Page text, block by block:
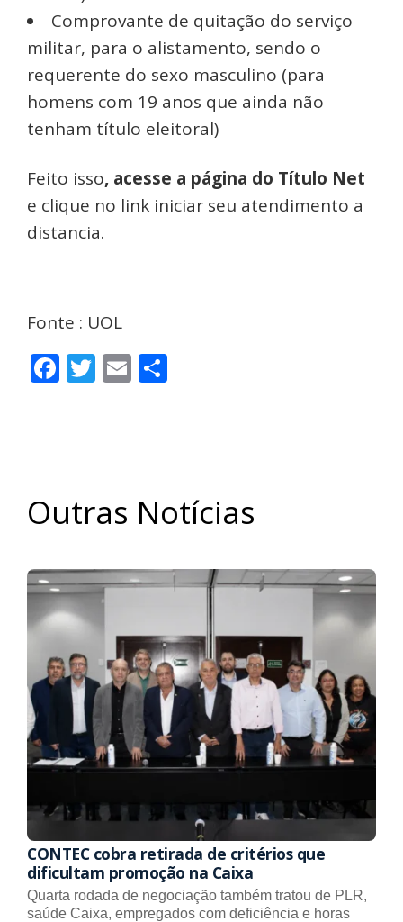
Comprovante de quitação do serviço
militar, para o alistamento, sendo o
requerente do sexo masculino (para
homens com 19 anos que ainda não
tenham título eleitoral)
Feito isso, acesse a página do Título Net
e clique no link iniciar seu atendimento a
distancia.
Fonte : UOL
Facebook
Twitter
Email
Outras Notícias
CONTEC cobra retirada de critérios que
dificultam promoção na Caixa
Quarta rodada de negociação também tratou de PLR,
saúde Caixa, empregados com deficiência e horas